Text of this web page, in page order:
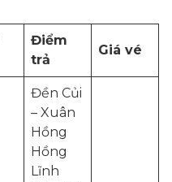
Điểm
trả
Giá vé
Đền Củi
– Xuân
Hồng
Hồng
Lĩnh